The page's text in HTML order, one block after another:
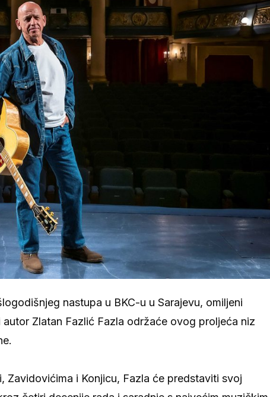
nastupa u BKC-u u Sarajevu, omiljeni
Zlatan Fazlić Fazla održaće ovog proljeća niz
Zavidovićima i Konjicu, Fazla će predstaviti svoj